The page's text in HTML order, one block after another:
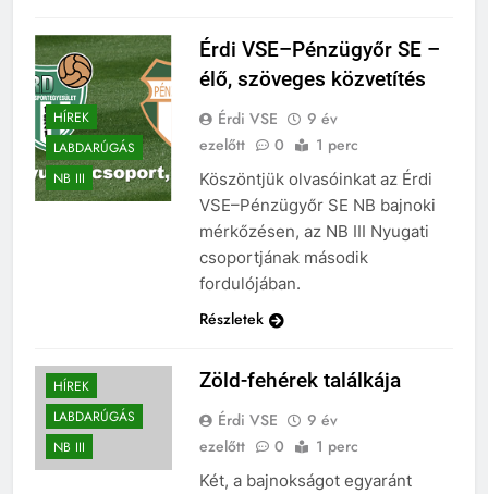
HÍREK
LABDARÚGÁS
NB III
Érdi VSE–Pénzügyőr SE –
élő, szöveges közvetítés
Érdi VSE
9 év
ezelőtt
0 1 perc
Köszöntjük olvasóinkat az Érdi
VSE–Pénzügyőr SE NB bajnoki
mérkőzésen, az NB III Nyugati
csoportjának második
fordulójában.
Részletek
HÍREK
LABDARÚGÁS
NB III
Zöld-fehérek találkája
Érdi VSE
9 év
ezelőtt
0 1 perc
Két, a bajnokságot egyaránt